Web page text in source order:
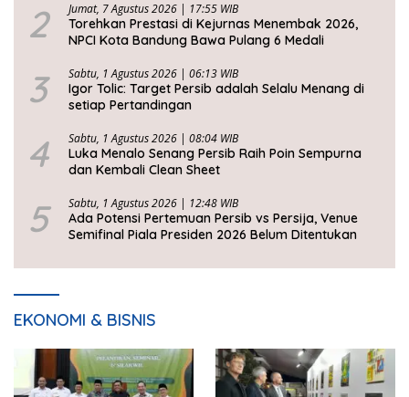
2 Jumat, 7 Agustus 2026 | 17:55 WIB
Torehkan Prestasi di Kejurnas Menembak 2026,
NPCI Kota Bandung Bawa Pulang 6 Medali
3 Sabtu, 1 Agustus 2026 | 06:13 WIB
Igor Tolic: Target Persib adalah Selalu Menang di
setiap Pertandingan
4 Sabtu, 1 Agustus 2026 | 08:04 WIB
Luka Menalo Senang Persib Raih Poin Sempurna
dan Kembali Clean Sheet
5 Sabtu, 1 Agustus 2026 | 12:48 WIB
Ada Potensi Pertemuan Persib vs Persija, Venue
Semifinal Piala Presiden 2026 Belum Ditentukan
EKONOMI & BISNIS